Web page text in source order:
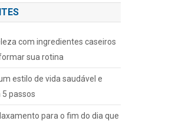
com ingredientes caseiros
sua rotina
estilo de vida saudável e
passos
para o fim do dia que